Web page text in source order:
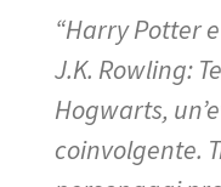
“Harry Potter
J.K. Rowling:
Hogwarts,
coinvolgente.